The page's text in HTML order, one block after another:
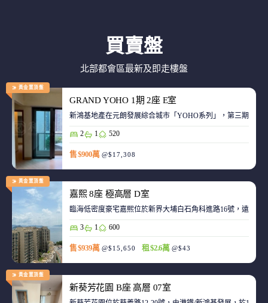
買賣盤
北部都會區最新及即走樓盤
黃金置頂盤
GRAND YOHO 1期 2座 E室
2 1 520
售 $900萬 @$17,308
黃金置頂盤
嘉熙 8座 極高層 D室
臨海低密度豪宅嘉熙位於新界大埔白石角科進路16號，遠離
3 1 600
售 $939萬 @$15,650 租 $2.6萬 @$43
黃金置頂盤
新葵芳花園 B座 高層 07室